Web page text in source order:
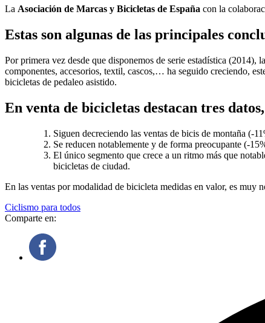
La Asociación de Marcas y Bicicletas de España con la
Estas son algunas de las principales
Por primera vez desde que disponemos de serie estadística
componentes, accesorios, textil, cascos,… ha seguido creciendo,
bicicletas de pedaleo asistido.
En venta de bicicletas destacan tres
Siguen decreciendo las ventas de bicis de montaña (-
Se reducen notablemente y de forma preocupante (-
El único segmento que crece a un ritmo más que
bicicletas de ciudad.
En las ventas por modalidad de bicicleta medidas en valor, es muy
Ciclismo para todos
Comparte en: